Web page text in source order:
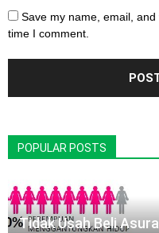
Save my name, email,
time I comment.
POPULAR POSTS
Tidak Usah Beli